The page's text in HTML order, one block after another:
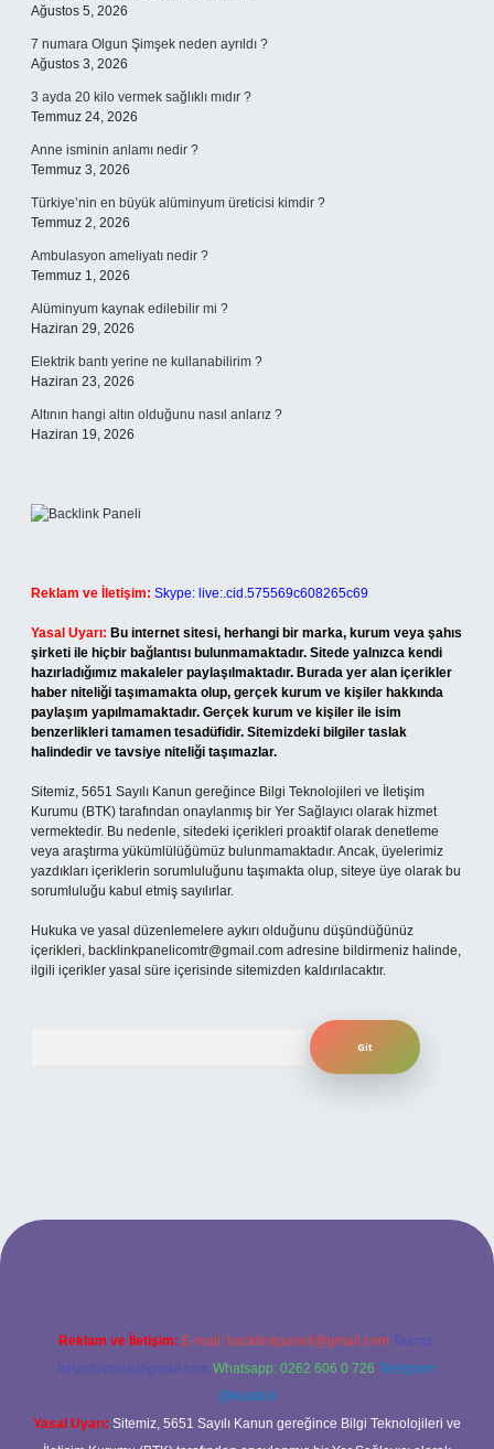
Ağustos 5, 2026
7 numara Olgun Şimşek neden ayrıldı ?
Ağustos 3, 2026
3 ayda 20 kilo vermek sağlıklı mıdır ?
Temmuz 24, 2026
Anne isminin anlamı nedir ?
Temmuz 3, 2026
Türkiye’nin en büyük alüminyum üreticisi kimdir ?
Temmuz 2, 2026
Ambulasyon ameliyatı nedir ?
Temmuz 1, 2026
Alüminyum kaynak edilebilir mi ?
Haziran 29, 2026
Elektrik bantı yerine ne kullanabilirim ?
Haziran 23, 2026
Altının hangi altın olduğunu nasıl anlarız ?
Haziran 19, 2026
Reklam ve İletişim: Skype: live:.cid.575569c608265c69
Yasal Uyarı: Bu internet sitesi, herhangi bir marka, kurum veya şahıs
şirketi ile hiçbir bağlantısı bulunmamaktadır. Sitede yalnızca kendi
hazırladığımız makaleler paylaşılmaktadır. Burada yer alan içerikler
haber niteliği taşımamakta olup, gerçek kurum ve kişiler hakkında
paylaşım yapılmamaktadır. Gerçek kurum ve kişiler ile isim
benzerlikleri tamamen tesadüfidir. Sitemizdeki bilgiler taslak
halindedir ve tavsiye niteliği taşımazlar.
Sitemiz, 5651 Sayılı Kanun gereğince Bilgi Teknolojileri ve İletişim
Kurumu (BTK) tarafından onaylanmış bir Yer Sağlayıcı olarak hizmet
vermektedir. Bu nedenle, sitedeki içerikleri proaktif olarak denetleme
veya araştırma yükümlülüğümüz bulunmamaktadır. Ancak, üyelerimiz
yazdıkları içeriklerin sorumluluğunu taşımakta olup, siteye üye olarak bu
sorumluluğu kabul etmiş sayılırlar.
Hukuka ve yasal düzenlemelere aykırı olduğunu düşündüğünüz
içerikleri, backlinkpanelicomtr@gmail.com adresine bildirmeniz halinde,
ilgili içerikler yasal süre içerisinde sitemizden kaldırılacaktır.
sitesi
Reklam ve İletişim: E-mail: backlinkpaneli@gmail.com Teams:
forumhizmeti@gmail.com Whatsapp: 0262 606 0 726 Telegram:
@karabul
Yasal Uyarı: Sitemiz, 5651 Sayılı Kanun gereğince Bilgi Teknolojileri ve